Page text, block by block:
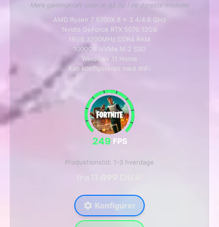
Mere gamingkraft uden at gå op i de dyreste modeller
AMD Ryzen 7 5700X 8 x 3.4/4.6 GHz
Nvidia GeForce RTX 5070 12GB
16GB 3200MHz DDR4 RAM
1000GB NVMe M.2 SSD
Windows 11 Home
Kan konfigureres med WiFi
249 FPS
Produktionstid: 1-3 hverdage
Konfigurer